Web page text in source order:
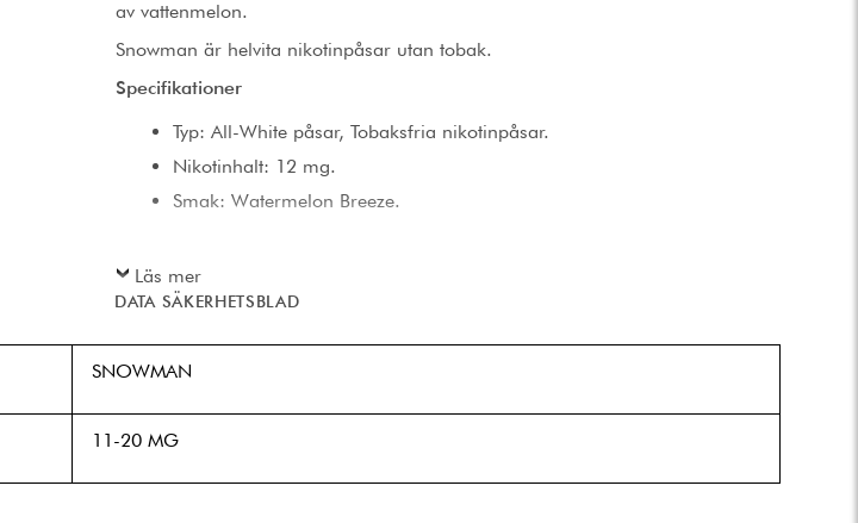
av vattenmelon.
Snowman är helvita nikotinpåsar utan tobak.
Specifikationer
Typ: All-White påsar, Tobaksfria nikotinpåsar.
Nikotinhalt: 12 mg.
Smak: Watermelon Breeze.
Läs mer
DATA SÄKERHETSBLAD
SNOWMAN
11-20 MG